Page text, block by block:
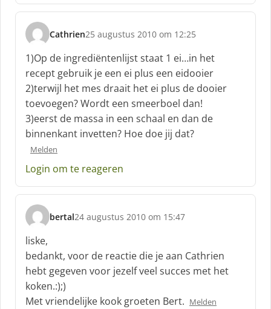
Cathrien
s
c
h
r
e
e
f
:
25 augustus 2010 om 12:25
1)Op de ingrediëntenlijst staat 1 ei…in het
recept gebruik je een ei plus een eidooier
2)terwijl het mes draait het ei plus de dooier
toevoegen? Wordt een smeerboel dan!
3)eerst de massa in een schaal en dan de
binnenkant invetten? Hoe doe jij dat?
Melden
Login om te reageren
bertal
s
c
h
r
e
e
f
24 augustus 2010 om 15:47
liske,
bedankt, voor de reactie die je aan Cathrien
hebt gegeven voor jezelf veel succes met het
koken.:);)
Met vriendelijke kook groeten Bert. Melden